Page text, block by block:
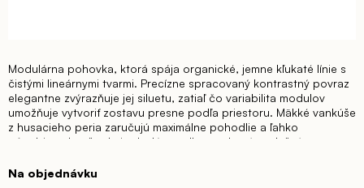
Modulárna pohovka, ktorá spája organické, jemne kľukaté línie s
čistými lineárnymi tvarmi. Precízne spracovaný kontrastný povraz
elegantne zvýrazňuje jej siluetu, zatiaľ čo variabilita modulov
umožňuje vytvoriť zostavu presne podľa priestoru. Mäkké vankúše
z husacieho peria zaručujú maximálne pohodlie a ľahko
pôsobiaca konštrukcia dodáva celku moderný, vzdušný
Na objednávku